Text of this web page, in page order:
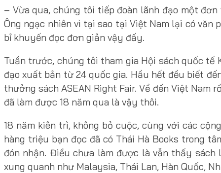
– Vừa qua, chúng tôi tiếp đoàn lãnh đạo một
Ông ngạc nhiên vì tại sao tại Việt Nam lại có văn
bỉ khuyến đọc đơn giản vậy đấy.
Tuần trước, chúng tôi tham gia Hội sách quốc tế
đạo xuất bản từ 24 quốc gia. Hầu hết đều biết
thưởng sách ASEAN Right Fair. Về đến Việt
đã làm được 18 năm qua là vậy thôi.
18 năm kiên trì, không bỏ cuộc, cùng với các
hàng triệu bạn đọc đã có Thái Hà Books trong
đón nhận. Điều chưa làm được là vẫn thấy
xung quanh như Malaysia, Thái Lan, Hàn Quốc,